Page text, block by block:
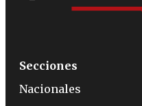
Secciones
Nacionales